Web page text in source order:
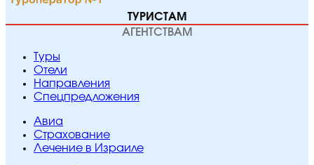
ТУРИСТАМ
АГЕНТСТВАМ
Туры
Отели
Направления
Спецпредложения
Авиа
Страхование
Лечение в Израиле